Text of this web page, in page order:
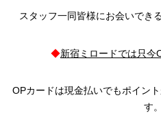
スタッフ一同皆様にお会いでき
◆新宿ミロードでは只今
OPカードは現金払いでもポイン
す。